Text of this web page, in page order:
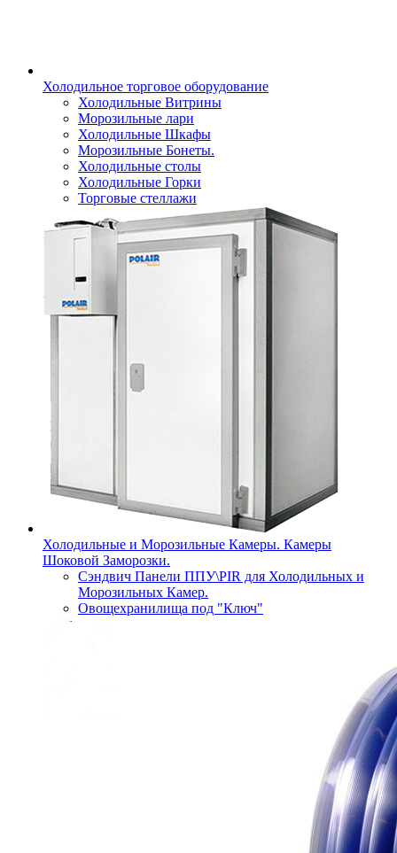
Холодильное торговое оборудование
Холодильные Витрины
Морозильные лари
Холодильные Шкафы
Морозильные Бонеты.
Холодильные столы
Холодильные Горки
Торговые стеллажи
Холодильные и Морозильные Камеры. Камеры
Шоковой Заморозки.
Сэндвич Панели ППУ\PIR для Холодильных и
Морозильных Камер.
Овощехранилища под "Ключ"